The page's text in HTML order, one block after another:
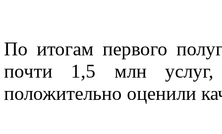
По итогам первого
почти 1,5 млн услуг,
положительно оценили